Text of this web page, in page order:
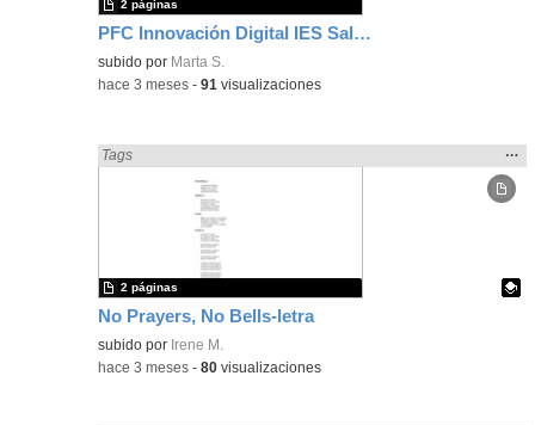
PFC Innovación Digital IES Salvador Dalí 2025-2026
subido por Marta S.
2 páginas
-hace 3 meses -91 visualizaciones
No Prayers, No Bells-letra
Encontrado «Interdisciplinar» en:
Tags
la
…
Contenido educativo.
subido por Irene M.
2 páginas
-hace 3 meses -80 visualizaciones